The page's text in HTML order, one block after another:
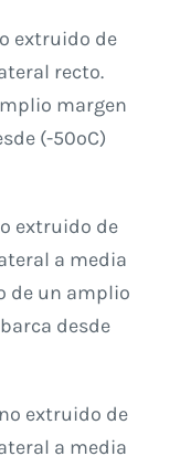
extruido de
recto.
margen
(-50ºC)
extruido de
a media
de un amplio
desde
extruido de
a media